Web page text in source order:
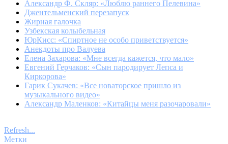
Александр Ф. Скляр: «Люблю раннего Пелевина»
Джентельменский перезапуск
Жирная галочка
Узбекская колыбельная
ЮрКисс: «Спиртное не особо приветствуется»
Анекдоты про Валуева
Елена Захарова: «Мне всегда кажется, что мало»
Евгений Герчаков: «Сын пародирует Лепса и
Киркорова»
Гарик Сукачев: «Все новаторское пришло из
музыкального видео»
Александр Маленков: «Китайцы меня разочаровали»
Refresh...
Метки